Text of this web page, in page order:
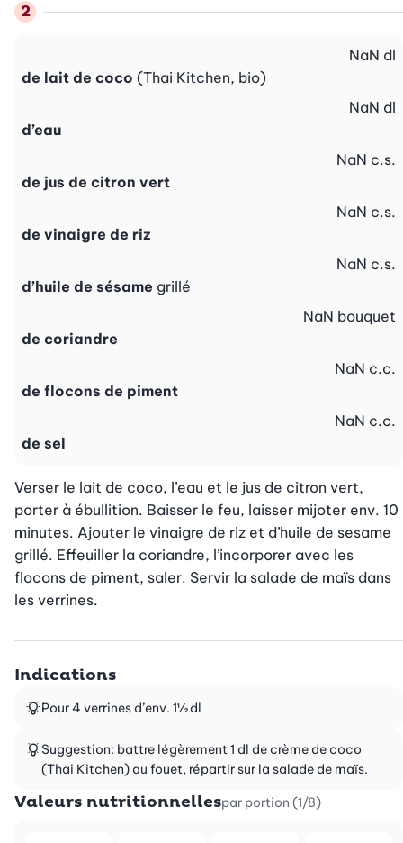
de lait de coco (Thai Kitchen, bio)
NaN dl
d’eau
NaN dl
de jus de citron vert
NaN c.s.
de vinaigre de riz
NaN c.s.
d’huile de sésame grillé
NaN c.s.
de coriandre
NaN bouquet
de flocons de piment
NaN c.c.
de sel
NaN c.c.
Verser le lait de coco, l’eau et le jus de citron vert,
porter à ébullition. Baisser le feu, laisser mijoter env. 10
minutes. Ajouter le vinaigre de riz et d’huile de sesame
grillé. Effeuiller la coriandre, l’incorporer avec les
flocons de piment, saler. Servir la salade de maïs dans
les verrines.
Indications
Pour 4 verrines d’env. 1½ dl
Suggestion: battre légèrement 1 dl de crème de coco
(Thai Kitchen) au fouet, répartir sur la salade de maïs.
Valeurs nutritionnellespar portion (1/8)